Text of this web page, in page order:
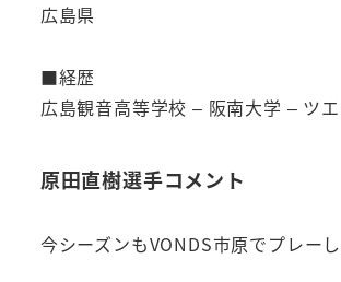
広島県
■経歴
広島観音高等学校 – 阪南大学 – ツ
原田直樹選手コメント
今シーズンもVONDS市原でプレーし